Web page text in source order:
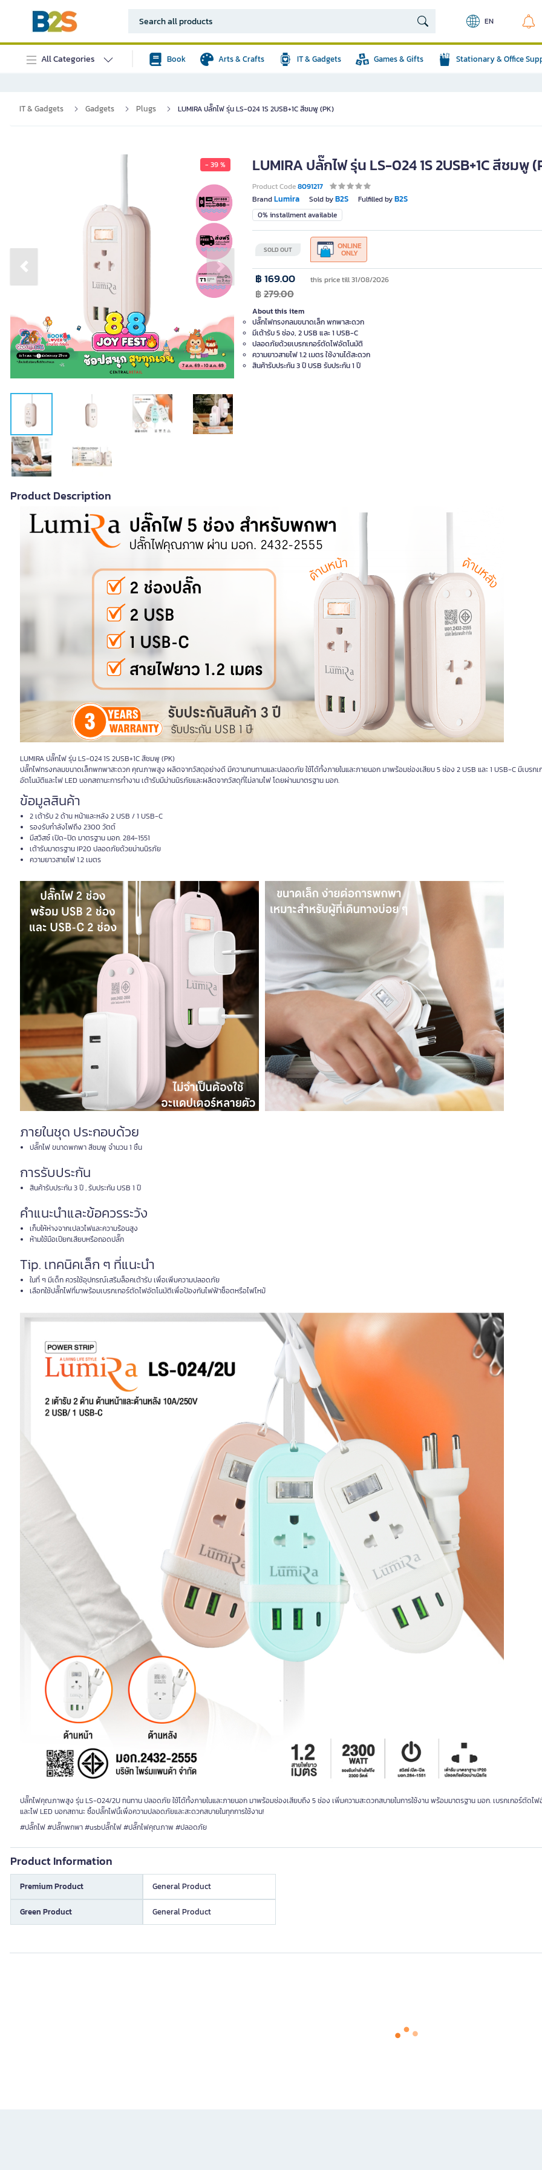
EN
All Categories Book Arts & Crafts IT & Gadgets Games & Gifts Stationary & Office
IT & Gadgets Gadgets Plugs LUMIRA ปลั๊กไฟ รุ่น LS-024 1S 2USB+1C สีชมพู (PK)
- 39 %
Previous slide Next slide
LUMIRA ปลั๊กไฟ รุ่น LS-024 1S 2USB+1C สีชมพู
Product Code8091217
BrandLumira Sold byB2S Fulfilled byB2S
0% installment available
SOLD OUT ONLINE
ONLY
฿ 169.00 this price till 31/08/2026
฿279.00
About this item
ปลั๊กไฟทรงกลมขนาดเล็ก พกพาสะดวก
มีเต้ารับ 5 ช่อง, 2 USB และ 1 USB-C
ปลอดภัยด้วยเบรกเกอร์ตัดไฟอัตโนมัติ
ความยาวสายไฟ 1.2 เมตร ใช้งานได้สะดวก
สินค้ารับประกัน 3 ปี USB รับประกัน 1 ปี
Product Description
LUMIRA ปลั๊กไฟ รุ่น LS-024 1S 2USB+1C สีชมพู (PK)
ปลั๊กไฟทรงกลมขนาดเล็กพกพาสะดวก คุณภาพสูง ผลิตจากวัสดุอย่างดี มีความทนทานและปลอดภัย ใช้ได้ทั้งภายในและภายนอก มาพร้อมช่องเสียบ 5 ช่อง 2 USB และ 1 USB-C มีเบรก
อัตโนมัติและไฟ LED บอกสถานะการทำงาน เต้ารับมีม่านนิรภัยและผลิตจากวัสดุที่ไม่ลามไฟ โดยผ่านมาตรฐาน มอก.
ข้อมูลสินค้า
2 เต้ารับ 2 ด้าน หน้าและหลัง 2 USB / 1 USB-C
รองรับกำลังไฟถึง 2300 วัตต์
มีสวิสซ์ เปิด-ปิด มาตรฐาน มอก. 284-1551
เต้ารับมาตรฐาน IP20 ปลอดภัยด้วยม่านนิรภัย
ความยาวสายไฟ 1.2 เมตร
ภายในชุด ประกอบด้วย
ปลั๊กไฟ ขนาดพกพา สีชมพู จำนวน 1 ชิ้น
การรับประกัน
สินค้ารับประกัน 3 ปี , รับประกัน USB 1 ปี
คำแนะนำและข้อควรระวัง
เก็บให้ห่างจากเปลวไฟและความร้อนสูง
ห้ามใช้มือเปียกเสียบหรือถอดปลั๊ก
Tip. เทคนิคเล็ก ๆ ที่แนะนำ
ในที่ ๆ มีเด็ก ควรใช้อุปกรณ์เสริมล็อคเต้ารับ เพื่อเพิ่มความปลอดภัย
เลือกใช้ปลั๊กไฟที่มาพร้อมเบรกเกอร์ตัดไฟอัตโนมัติเพื่อป้องกันไฟฟ้าซ็อตหรือไฟไหม้
ปลั๊กไฟคุณภาพสูง รุ่น LS-024/2U ทนทาน ปลอดภัย ใช้ได้ทั้งภายในและภายนอก มาพร้อมช่องเสียบถึง 5 ช่อง เพิ่มความสะดวกสบายในการใช้งาน พร้อมมาตรฐาน มอก. เบรกเกอร์ตัดไ
และไฟ LED บอกสถานะ ซื้อปลั๊กไฟนี้เพื่อความปลอดภัยและสะดวกสบายในทุกการใช้งาน!
#ปลั๊กไฟ #ปลั๊กพกพา #usbปลั๊กไฟ #ปลั๊กไฟคุณภาพ #ปลอดภัย
Product Information
Premium Product General Product
Green Product General Product